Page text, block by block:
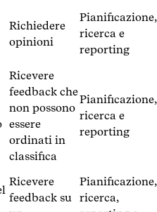
Richiedere
opinioni
Pianificazione,
ricerca e
reporting
Ricevere
feedback che
non possono
essere
ordinati in
classifica
Pianificazione,
ricerca e
reporting
Ricevere
feedback su
Pianificazione,
ricerca,